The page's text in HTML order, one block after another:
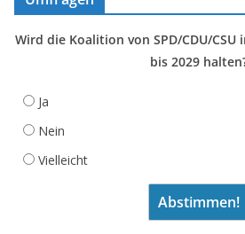
Wird die Koalition von SPD/CDU/
bis 2029
Ja
Nein
Vielleicht